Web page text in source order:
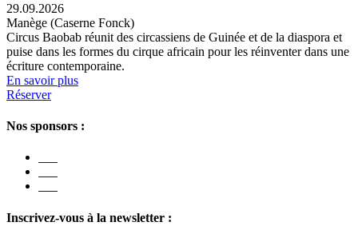
29.09.2026
Manège (Caserne Fonck)
Circus Baobab réunit des circassiens de Guinée et de la diaspora et
puise dans les formes du cirque africain pour les réinventer dans une
écriture contemporaine.
En savoir plus
Réserver
Nos sponsors :
Inscrivez-vous à la newsletter :